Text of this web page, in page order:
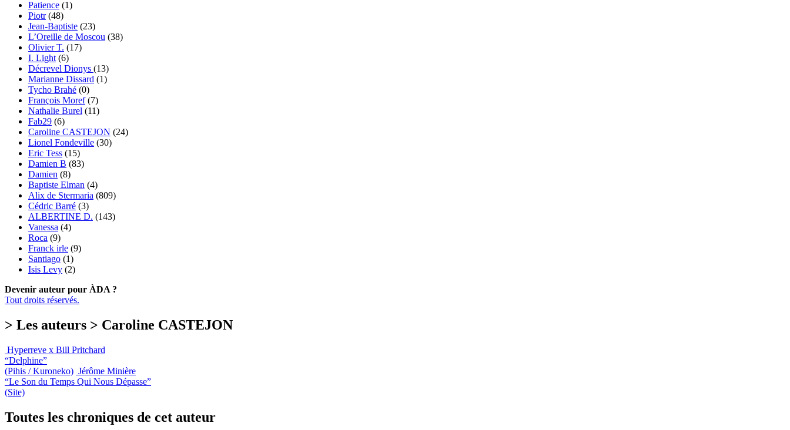
Patience (1)
Piotr(48)
Jean-Baptiste (23)
L’Oreille de Moscou (38)
Olivier T. (17)
I. Light (6)
Décrevel Dionys (13)
Marianne Dissard (1)
Tycho Brahé (0)
François Moref(7)
Nathalie Burel (11)
Fab29 (6)
Caroline CASTEJON (24)
Lionel Fondeville (30)
Eric Tess (15)
Damien B (83)
Damien (8)
Baptiste Elman (4)
Alix de Stermaria (809)
Cédric Barré (3)
ALBERTINE D. (143)
Vanessa (4)
Roca (9)
Franck irle (9)
Santiago (1)
Isis Levy (2)
Devenir auteur pour ÀDA ?
Tout droits réservés.
> Les auteurs > Caroline CASTEJON
Hyperreve x Bill Pritchard
“Delphine”
(Pihis / Kuroneko) Jérôme Minière
“Le Son du Temps Qui Nous Dépasse”
(Site)
Toutes les chroniques de cet auteur